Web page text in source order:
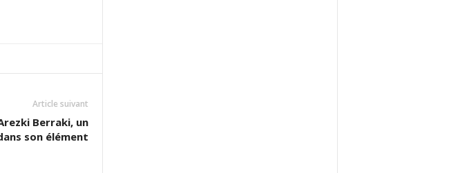
Article suivant
Berraki, un
son élément